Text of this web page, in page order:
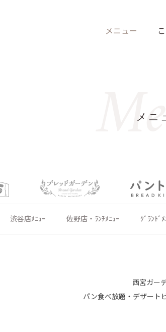
メニ
渋谷店ﾒﾆｭｰ 佐野店・ﾗﾝﾁﾒﾆｭｰ ｸﾞﾗﾝﾄﾞ
西宮ガー
パン食べ放題・デザート